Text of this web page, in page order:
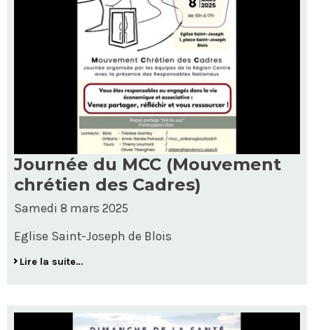
Journée du MCC (Mouvement
chrétien des Cadres)
Samedi 8 mars 2025
Eglise Saint-Joseph de Blois
Lire la suite…